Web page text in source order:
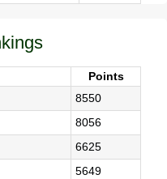
Points
8550
8056
6625
5649